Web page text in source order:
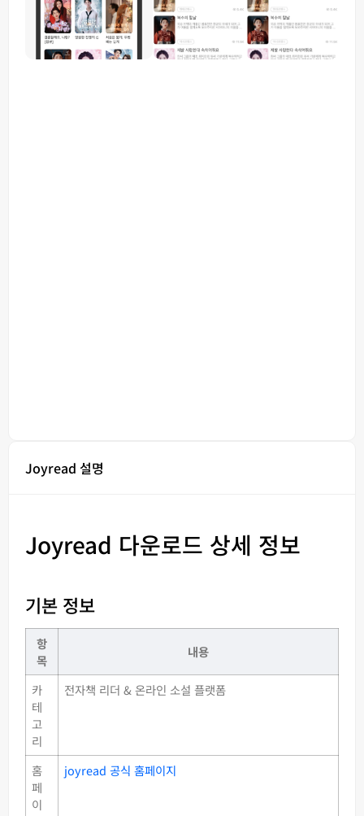
Joyread 설명
Joyread 다운로드 상세 정보
기본 정보
항
목
내용
카
테
고
리
전자책 리더 & 온라인 소설 플랫폼
홈
페
이
joyread 공식 홈페이지